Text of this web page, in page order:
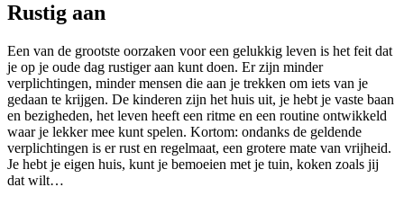
Rustig aan
Een van de grootste oorzaken voor een gelukkig leven is het feit dat
je op je oude dag rustiger aan kunt doen. Er zijn minder
verplichtingen, minder mensen die aan je trekken om iets van je
gedaan te krijgen. De kinderen zijn het huis uit, je hebt je vaste baan
en bezigheden, het leven heeft een ritme en een routine ontwikkeld
waar je lekker mee kunt spelen. Kortom: ondanks de geldende
verplichtingen is er rust en regelmaat, een grotere mate van vrijheid.
Je hebt je eigen huis, kunt je bemoeien met je tuin, koken zoals jij
dat wilt…